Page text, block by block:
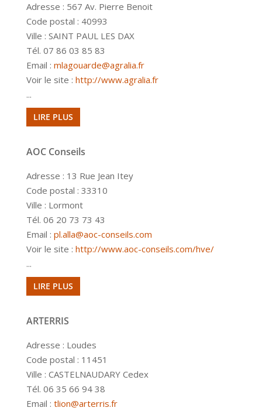
Adresse : 567 Av. Pierre Benoit
Code postal : 40993
Ville : SAINT PAUL LES DAX
Tél. 07 86 03 85 83
Email : mlagouarde@agralia.fr
Voir le site : http://www.agralia.fr
...
LIRE PLUS
AOC Conseils
Adresse : 13 Rue Jean Itey
Code postal : 33310
Ville : Lormont
Tél. 06 20 73 73 43
Email : pl.alla@aoc-conseils.com
Voir le site : http://www.aoc-conseils.com/hve/
...
LIRE PLUS
ARTERRIS
Adresse : Loudes
Code postal : 11451
Ville : CASTELNAUDARY Cedex
Tél. 06 35 66 94 38
Email : tlion@arterris.fr